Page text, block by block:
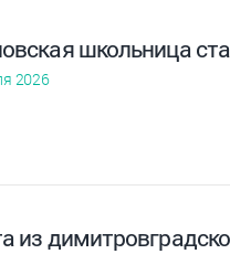
школьница
2026
из